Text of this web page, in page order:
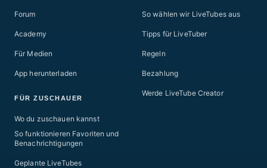
Forum
Academy
Für Medien
App herunterladen
FÜR ZUSCHAUER
Wo du zuschauen kannst
So funktionieren Favoriten und
Benachrichtigungen
Geplante LiveTubes
So wählen wir LiveTubes aus
Tipps für LiveTuber
Regeln
Bezahlung
Werde LiveTube Creator